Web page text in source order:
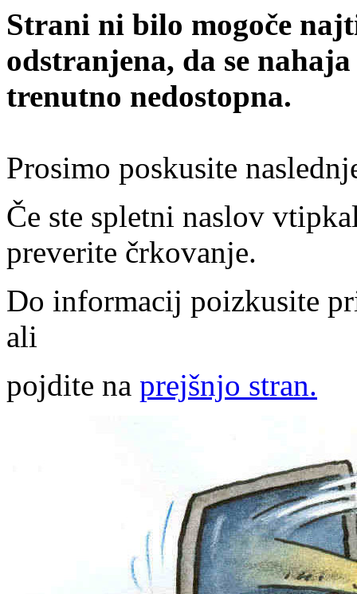
Strani ni bilo mogoče
odstranjena, da se
trenutno nedostopna.
Prosimo poskusite
Če ste spletni naslov
preverite črkovanje.
Do informacij poizkusite
ali
pojdite na prejšnjo stran.